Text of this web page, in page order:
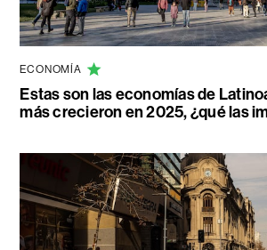
ECONOMÍA
Estas son las economías de
más crecieron en 2025, ¿qué las